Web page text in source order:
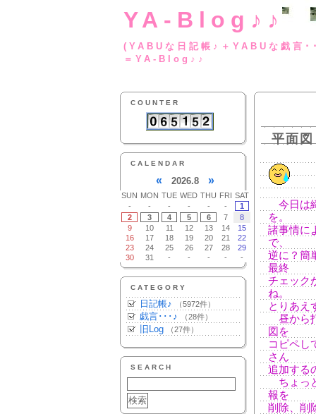
YA-Blog♪♪
(YABUな日記帳♪
＝YA-Blog♪♪
COUNTER
CALENDAR
« 2026.8 »
SUN MON TUE WED THU FRI SAT
-
- - - - -
1
2
3 4 5 6 7
8
9
10 11 12 13 14
15
16
17 18 19 20 21
22
23
24 25 26 27 28
29
30
31 - - - - -
CATEGORY
日記帳♪ （5972件）
戯言･･･♪ （28件）
旧Log （27件）
SEARCH
平面
今日は
を。
諸事情に
で、
逆に？簡
最終
チェック
ね。
とりあえ
昼から
図を
コピペし
さん
追加する
ちょっ
報を
削除、削